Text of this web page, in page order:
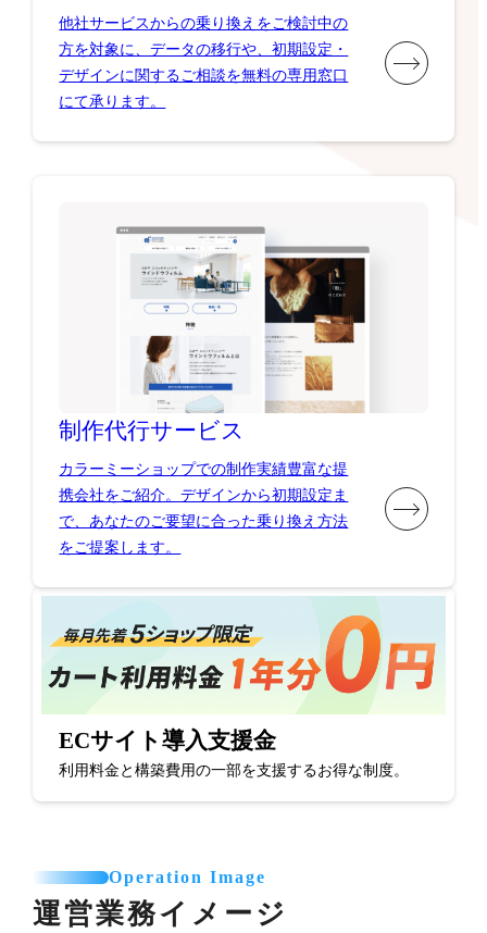
他社サービスからの乗り換えをご検討中の
方を対象に、データの移行や、初期設定・
デザインに関するご相談を無料の専用窓口
にて承ります。
制作代行サービス
カラーミーショップでの制作実績豊富な提
携会社をご紹介。デザインから初期設定ま
で、あなたのご要望に合った乗り換え方法
をご提案します。
ECサイト導入支援金
利用料金と構築費用の一部を支援するお得な制度。
Operation Image
運営業務イメージ